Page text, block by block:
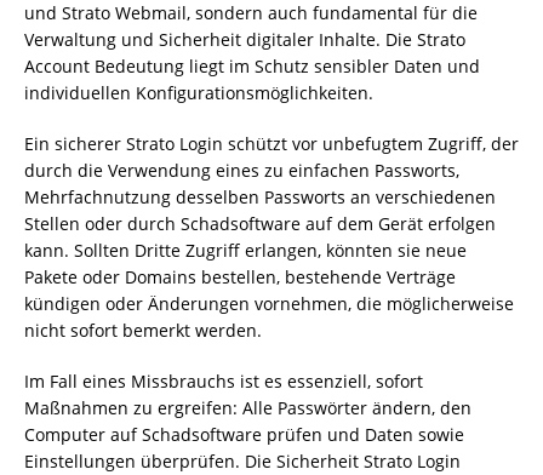
und Strato Webmail, sondern auch fundamental für die
Verwaltung und Sicherheit digitaler Inhalte. Die Strato
Account Bedeutung liegt im Schutz sensibler Daten und
individuellen Konfigurationsmöglichkeiten.
Ein sicherer Strato Login schützt vor unbefugtem Zugriff, der
durch die Verwendung eines zu einfachen Passworts,
Mehrfachnutzung desselben Passworts an verschiedenen
Stellen oder durch Schadsoftware auf dem Gerät erfolgen
kann. Sollten Dritte Zugriff erlangen, könnten sie neue
Pakete oder Domains bestellen, bestehende Verträge
kündigen oder Änderungen vornehmen, die möglicherweise
nicht sofort bemerkt werden.
Im Fall eines Missbrauchs ist es essenziell, sofort
Maßnahmen zu ergreifen: Alle Passwörter ändern, den
Computer auf Schadsoftware prüfen und Daten sowie
Einstellungen überprüfen. Die Sicherheit Strato Login